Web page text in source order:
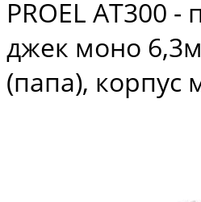
PROEL AT300 -
джек моно
(папа), корпус